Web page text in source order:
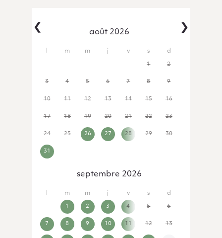
‹ ›
août 2026
1 2
3 4 5 6 7 8 9
10 11 12 13 14 15 16
17 18 19 20 21 22 23
24 25 26 27 28 29 30
31
septembre 2026
1 2 3 4 5 6
7 8 9 10 11 12 13